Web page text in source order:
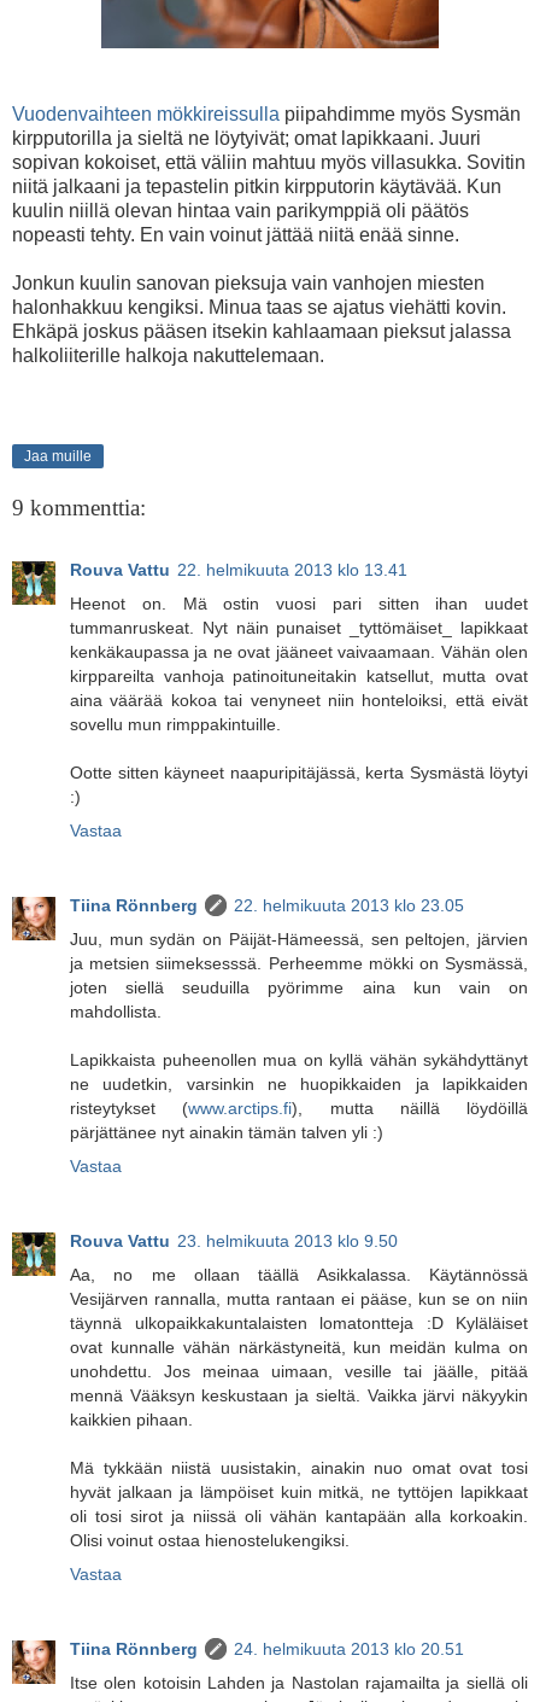
Vuodenvaihteen mökkireissulla piipahdimme myös Sysmän
kirpputorilla ja sieltä ne löytyivät; omat lapikkaani. Juuri
sopivan kokoiset, että väliin mahtuu myös villasukka. Sovitin
niitä jalkaani ja tepastelin pitkin kirpputorin käytävää. Kun
kuulin niillä olevan hintaa vain parikymppiä oli päätös
nopeasti tehty. En vain voinut jättää niitä enää sinne.
Jonkun kuulin sanovan pieksuja vain vanhojen miesten
halonhakkuu kengiksi. Minua taas se ajatus viehätti kovin.
Ehkäpä joskus pääsen itsekin kahlaamaan pieksut jalassa
halkoliiterille halkoja nakuttelemaan.
Jaa muille
9 kommenttia:
Rouva Vattu 22. helmikuuta 2013 klo 13.41
Heenot on. Mä ostin vuosi pari sitten ihan uudet
tummanruskeat. Nyt näin punaiset _tyttömäiset_ lapikkaat
kenkäkaupassa ja ne ovat jääneet vaivaamaan. Vähän olen
kirppareilta vanhoja patinoituneitakin katsellut, mutta ovat
aina väärää kokoa tai venyneet niin honteloiksi, että eivät
sovellu mun rimppakintuille.
Ootte sitten käyneet naapuripitäjässä, kerta Sysmästä löytyi
:)
Vastaa
Tiina Rönnberg
22. helmikuuta 2013 klo 23.05
Juu, mun sydän on Päijät-Hämeessä, sen peltojen, järvien
ja metsien siimeksesssä. Perheemme mökki on Sysmässä,
joten siellä seuduilla pyörimme aina kun vain on
mahdollista.
Lapikkaista puheenollen mua on kyllä vähän sykähdyttänyt
ne uudetkin, varsinkin ne huopikkaiden ja lapikkaiden
risteytykset (www.arctips.fi), mutta näillä löydöillä
pärjättänee nyt ainakin tämän talven yli :)
Vastaa
Rouva Vattu 23. helmikuuta 2013 klo 9.50
Aa, no me ollaan täällä Asikkalassa. Käytännössä
Vesijärven rannalla, mutta rantaan ei pääse, kun se on niin
täynnä ulkopaikkakuntalaisten lomatontteja :D Kyläläiset
ovat kunnalle vähän närkästyneitä, kun meidän kulma on
unohdettu. Jos meinaa uimaan, vesille tai jäälle, pitää
mennä Vääksyn keskustaan ja sieltä. Vaikka järvi näkyykin
kaikkien pihaan.
Mä tykkään niistä uusistakin, ainakin nuo omat ovat tosi
hyvät jalkaan ja lämpöiset kuin mitkä, ne tyttöjen lapikkaat
oli tosi sirot ja niissä oli vähän kantapään alla korkoakin.
Olisi voinut ostaa hienostelukengiksi.
Vastaa
Tiina Rönnberg
24. helmikuuta 2013 klo 20.51
Itse olen kotoisin Lahden ja Nastolan rajamailta ja siellä oli